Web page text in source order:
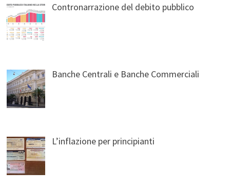
Contronarrazione del debito pubblico
Banche Centrali e Banche Commerciali
L’inflazione per principianti